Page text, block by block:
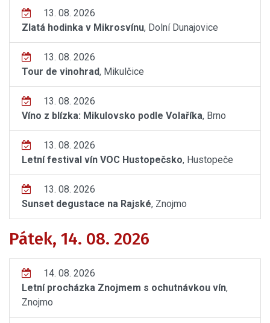
13. 08. 2026
Zlatá hodinka v Mikrosvínu, Dolní Dunajovice
13. 08. 2026
Tour de vinohrad, Mikulčice
13. 08. 2026
Víno z blízka: Mikulovsko podle Volaříka, Brno
13. 08. 2026
Letní festival vín VOC Hustopečsko, Hustopeče
13. 08. 2026
Sunset degustace na Rajské, Znojmo
Pátek, 14. 08. 2026
14. 08. 2026
Letní procházka Znojmem s ochutnávkou vín,
Znojmo